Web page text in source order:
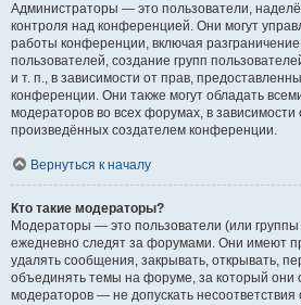
Администраторы — это пользователи,
контроля над конференцией. Они могут
работы конференции, включая
пользователей, создание групп
и т. п., в зависимости от прав,
конференции. Они также могут обладать
модераторов во всех форумах, в зависимости
произведённых создателем конференции.
Вернуться к началу
Кто такие модераторы?
Модераторы — это пользователи (или
ежедневно следят за форумами. Они имеют
удалять сообщения, закрывать, открывать,
объединять темы на форуме, за который они
модераторов — не допускать